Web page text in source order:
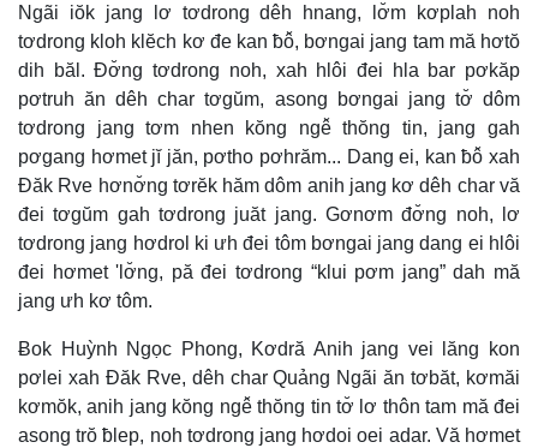
Ngãi iŏk jang lơ tơdrong dêh hnang, lơ̆m kơplah noh
tơdrong kloh klĕch kơ đe kan ƀô̆, bơngai jang tam mă hơtŏ
dih băl. Đơ̆ng tơdrong noh, xah hlôi đei hla bar pơkăp
pơtruh ăn dêh char tơgŭm, asong bơngai jang tơ̆ dôm
tơdrong jang tơm nhen kŏng ngê̆ thŏng tin, jang gah
pơgang hơmet jĭ jăn, pơtho pơhrăm... Dang ei, kan ƀô̆ xah
Đăk Rve hơnơ̆ng tơrĕk hăm dôm anih jang kơ dêh char vă
đei tơgŭm gah tơdrong juăt jang. Gơnơm đơ̆ng noh, lơ
tơdrong jang hơdrol ki ưh đei tôm bơngai jang dang ei hlôi
đei hơmet 'lơ̆ng, pă đei tơdrong “klui pơm jang” dah mă
jang ưh kơ tôm.
Ƀok Huỳnh Ngọc Phong, Kơdră Anih jang vei lăng kon
pơlei xah Đăk Rve, dêh char Quảng Ngãi ăn tơbăt, kơmăi
kơmŏk, anih jang kŏng ngê̆ thŏng tin tơ̆ lơ thôn tam mă đei
asong trŏ ƀlep, noh tơdrong jang hơdoi oei adar. Vă hơmet